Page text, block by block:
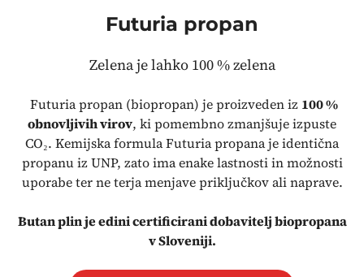
Futuria propan
Zelena je lahko 100 % zelena
Futuria propan (biopropan) je proizveden iz 100 %
obnovljivih virov, ki pomembno zmanjšuje izpuste
CO₂. Kemijska formula Futuria propana je identična
propanu iz UNP, zato ima enake lastnosti in možnosti
uporabe ter ne terja menjave priključkov ali naprave.
Butan plin je edini certificirani dobavitelj biopropana
v Sloveniji.